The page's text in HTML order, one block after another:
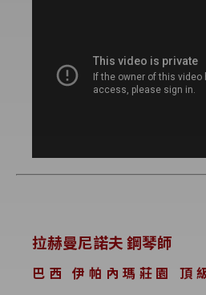
拉赫曼尼諾夫 鋼琴師
巴西 伊帕內瑪莊園 頂